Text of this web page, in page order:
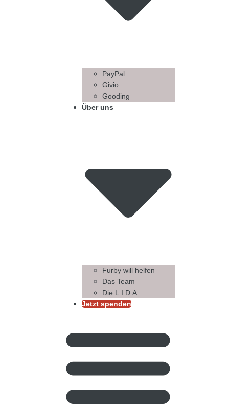
PayPal
Givio
Gooding
Über uns
Furby will helfen
Das Team
Die L.I.D.A.
Jetzt spenden